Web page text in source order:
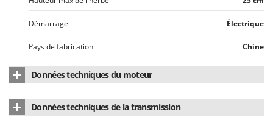
Démarrage Électrique
Pays de fabrication Chine
Données techniques du moteur
Données techniques de la transmission